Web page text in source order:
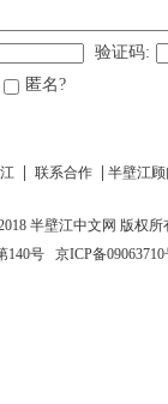
验证码:
匿名?
联系合作 半壁江顾
半壁江中文网 版权
140号 京ICP备09063710